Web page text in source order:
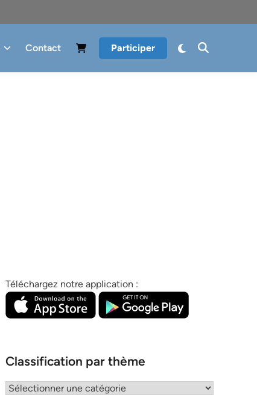
Contact Participer
Téléchargez notre application :
Classification par thème
Classification